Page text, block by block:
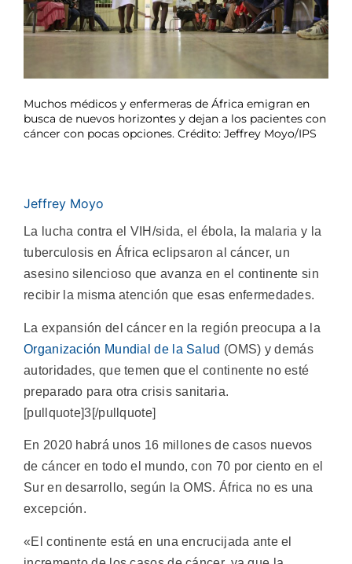
Muchos médicos y enfermeras de África emigran en
busca de nuevos horizontes y dejan a los pacientes con
cáncer con pocas opciones. Crédito: Jeffrey Moyo/IPS
Jeffrey Moyo
La lucha contra el VIH/sida, el ébola, la malaria y la
tuberculosis en África eclipsaron al cáncer, un
asesino silencioso que avanza en el continente sin
recibir la misma atención que esas enfermedades.
La expansión del cáncer en la región preocupa a la
Organización Mundial de la Salud (OMS) y demás
autoridades, que temen que el continente no esté
preparado para otra crisis sanitaria.
[pullquote]3[/pullquote]
En 2020 habrá unos 16 millones de casos nuevos
de cáncer en todo el mundo, con 70 por ciento en el
Sur en desarrollo, según la OMS. África no es una
excepción.
«El continente está en una encrucijada ante el